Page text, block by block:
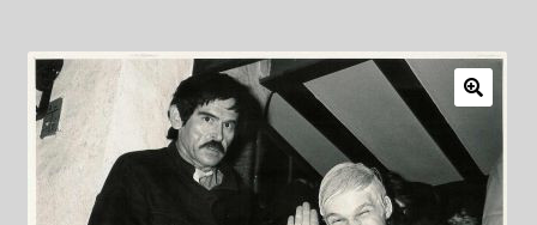
Bücher und Kataloge
Datenschutzerklärung
Impressum